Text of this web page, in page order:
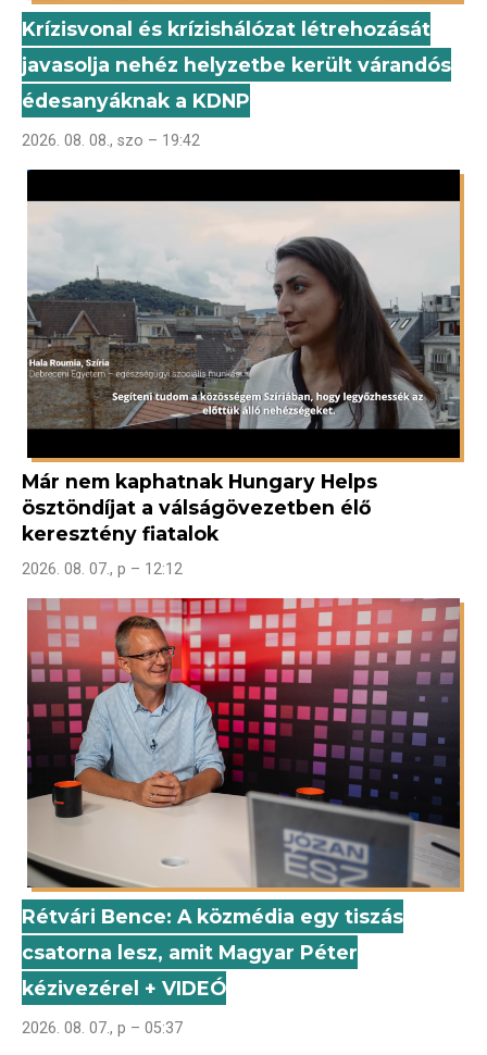
Krízisvonal és krízishálózat létrehozását
javasolja nehéz helyzetbe került várandós
édesanyáknak a KDNP
2026. 08. 08., szo – 19:42
Már nem kaphatnak Hungary Helps
ösztöndíjat a válságövezetben élő
keresztény fiatalok
2026. 08. 07., p – 12:12
Rétvári Bence: A közmédia egy tiszás
csatorna lesz, amit Magyar Péter
kézivezérel + VIDEÓ
2026. 08. 07., p – 05:37